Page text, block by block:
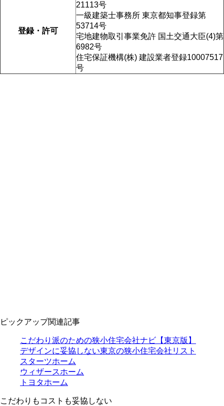
登録・許可
21113号
一級建築士事務所 東京都知事登録第
53714号
宅地建物取引事業免許 国土交通大臣(4)第
6982号
住宅保証機構(株) 建設業者登録10007517
号
ピックアップ関連記事
こだわり派のための狭小住宅会社ナビ【東京版】
デザインに妥協しない東京の狭小住宅会社リスト
スターツホーム
ウィザースホーム
トヨタホーム
こだわりもコストも妥協しない